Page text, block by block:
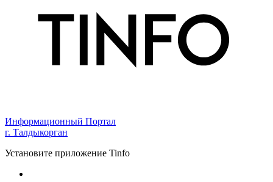
Информационный Портал
г. Талдыкорган
Установите приложение Tinfo